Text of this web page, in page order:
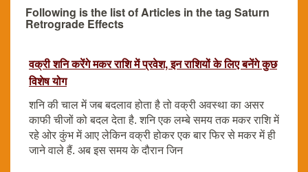
Following is the list of Articles in the tag Saturn
Retrograde Effects
वक्री शनि करेंगे मकर राशि में प्रवेश, इन राशियों के लिए बनेंगे कुछ
विशेष योग
शनि की चाल में जब बदलाव होता है तो वक्री अवस्था का असर
काफी चीजों को बदल देता है. शनि एक लम्बे समय तक मकर राशि में
रहे ओर कुंभ में आए लेकिन वक्री होकर एक बार फिर से मकर में ही
जाने वाले हैं. अब इस समय के दौरान जिन